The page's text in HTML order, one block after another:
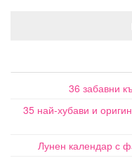
36 забавни
35 най-хубави и
Лунен календар с